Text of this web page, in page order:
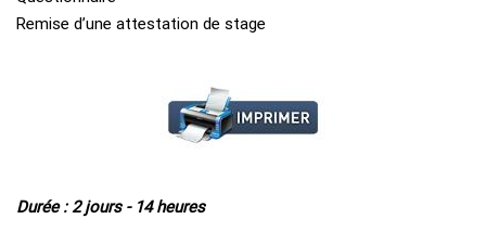
Remise d’une attestation de stage
Durée : 2jours - 14 heures